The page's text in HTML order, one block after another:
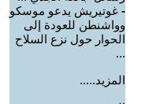
- غوتيريش يدعو موسكو
وواشنطن للعودة إلى
الحوار حول نزع السلاح
...
المزيد.....